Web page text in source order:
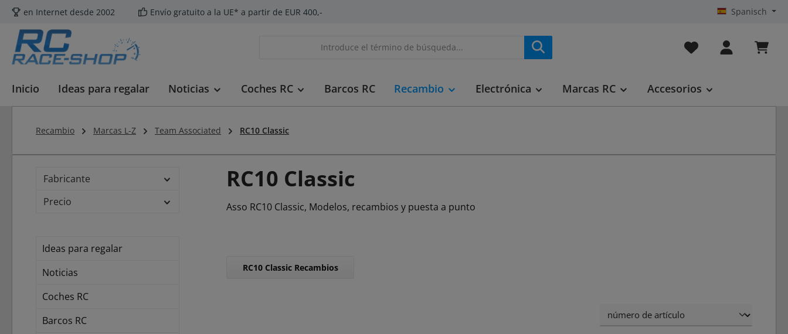
al contenido principal
Saltar a la búsqueda
Saltar a la navegación principal
en Internet desde 2002 Envío gratuito a la UE* a partir de EUR 400,- Spanisch
Tienes 0 artículos en
Inicio Ideas para regalar Noticias Coches RC Barcos RC Recambio Electrónica Marcas RC Accesorios
Recambio Marcas L-Z Team Associated RC10 Classic
Fabricante
Precio
Ideas para regalar
Noticias
Coches RC
Barcos RC
RC10 Classic
Asso RC10 Classic, Modelos, recambios y puesta a punto
RC10 Classic Recambios